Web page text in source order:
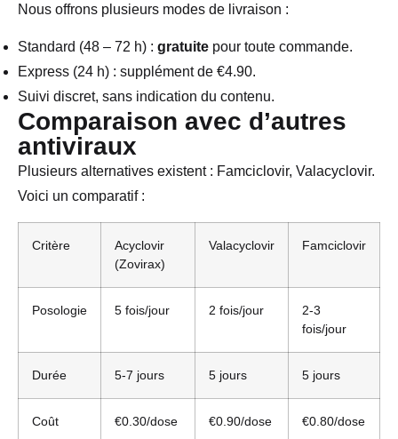
Nous offrons plusieurs modes de livraison :
Standard (48 – 72 h) : gratuite pour toute commande.
Express (24 h) : supplément de €4.90.
Suivi discret, sans indication du contenu.
Comparaison avec d’autres
antiviraux
Plusieurs alternatives existent : Famciclovir, Valacyclovir.
Voici un comparatif :
Critère
Acyclovir
(Zovirax)
Valacyclovir Famciclovir
Posologie 5 fois/jour 2 fois/jour
2-3
fois/jour
Durée 5-7 jours 5 jours 5 jours
Coût €0.30/dose €0.90/dose €0.80/dose